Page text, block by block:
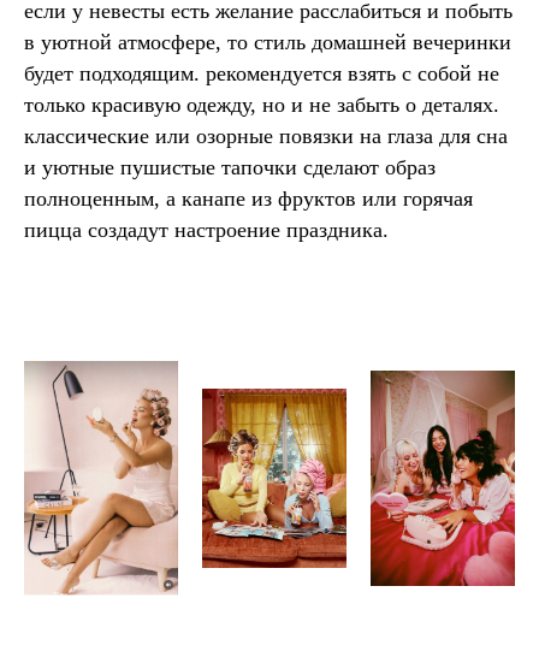
если у невесты есть желание расслабиться и побыть
в уютной атмосфере, то стиль домашней вечеринки
будет подходящим. рекомендуется взять с собой не
только красивую одежду, но и не забыть о деталях.
классические или озорные повязки на глаза для сна
и уютные пушистые тапочки сделают образ
полноценным, а канапе из фруктов или горячая
пицца создадут настроение праздника.